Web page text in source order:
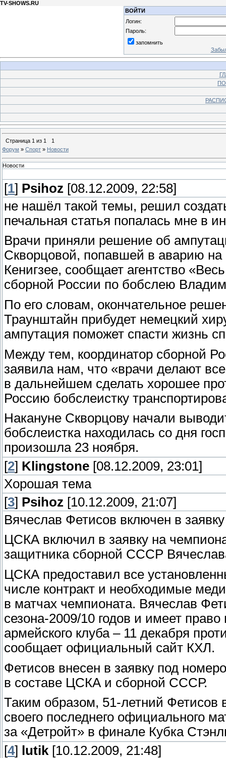
TV-SHOWS.RU
ВОЙТИ
Логин:
Пароль:
запомнить
Страница 1 из 1
1
Форум » Спорт » Новости
Новости
[1] Psihoz [08.12.2009, 22:58]
не нашёл такой темы, решил
печальная статья попалась мне в
Врачи приняли решение об
Скворцовой, попавшей в аварию
Кенигзее, сообщает агентство
сборной России по бобслею
По его словам, окончательное
Траунштайн прибудет немецкий
ампутация поможет спасти жизнь
Между тем, координатор сборной
заявила нам, что «врачи делают
в дальнейшем сделать хорошее
Россию бобслеистку
Накануне Скворцову начали
бобслеистка находилась со дня
произошла 23 ноября.
[2] Klingstone [08.12.2009, 23:01]
Хорошая тема
[3] Psihoz [10.12.2009, 21:07]
Вячеслав Фетисов включен в
ЦСКА включил в заявку на
защитника сборной СССР
ЦСКА предоставил все
числе контракт и необходимые
в матчах чемпионата. Вячеслав
сезона-2009/10 годов и имеет
армейского клуба – 11 декабря
сообщает официальный сайт КХЛ.
Фетисов внесен в заявку под
в составе ЦСКА и сборной СССР.
Таким образом, 51-летний Фетисов
своего последнего официального
за «Детройт» в финале Кубка
[4] lutik [10.12.2009, 21:48]